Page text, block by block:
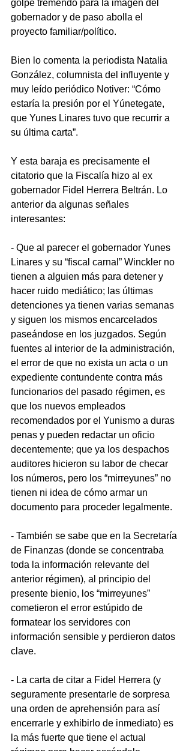
golpe tremendo para la imagen del
gobernador y de paso abolla el
proyecto familiar/político.
Bien lo comenta la periodista Natalia
González, columnista del influyente y
muy leído periódico Notiver: “Cómo
estaría la presión por el Yúnetegate,
que Yunes Linares tuvo que recurrir a
su última carta”.
Y esta baraja es precisamente el
citatorio que la Fiscalía hizo al ex
gobernador Fidel Herrera Beltrán. Lo
anterior da algunas señales
interesantes:
- Que al parecer el gobernador Yunes
Linares y su “fiscal carnal” Winckler no
tienen a alguien más para detener y
hacer ruido mediático; las últimas
detenciones ya tienen varias semanas
y siguen los mismos encarcelados
paseándose en los juzgados. Según
fuentes al interior de la administración,
el error de que no exista un acta o un
expediente contundente contra más
funcionarios del pasado régimen, es
que los nuevos empleados
recomendados por el Yunismo a duras
penas y pueden redactar un oficio
decentemente; que ya los despachos
auditores hicieron su labor de checar
los números, pero los “mirreyunes” no
tienen ni idea de cómo armar un
documento para proceder legalmente.
- También se sabe que en la Secretaría
de Finanzas (donde se concentraba
toda la información relevante del
anterior régimen), al principio del
presente bienio, los “mirreyunes”
cometieron el error estúpido de
formatear los servidores con
información sensible y perdieron datos
clave.
- La carta de citar a Fidel Herrera (y
seguramente presentarle de sorpresa
una orden de aprehensión para así
encerrarle y exhibirlo de inmediato) es
la más fuerte que tiene el actual